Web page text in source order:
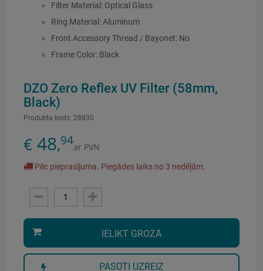
Filter Material: Optical Glass
Ring Material: Aluminum
Front Accessory Thread / Bayonet: No
Frame Color: Black
DZO Zero Reflex UV Filter (58mm,
Black)
Produkta kods: 28830
€ 48,94ar PVN
Pēc pieprasījuma. Piegādes laiks no 3 nedēļām.
IELIKT GROZĀ
PASŪTI UZREIZ